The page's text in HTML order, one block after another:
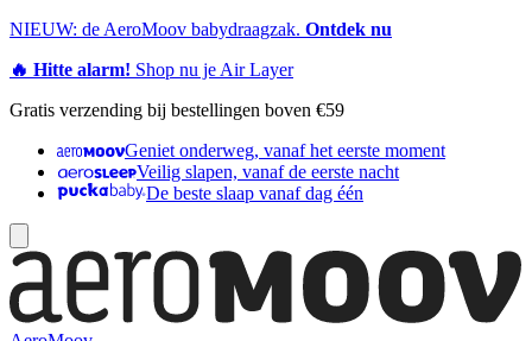
NIEUW: de AeroMoov babydraagzak. Ontdek nu
🔥 Hitte alarm! Shop nu je Air Layer
Gratis verzending bij bestellingen boven €59
Geniet onderweg, vanaf het eerste moment
Veilig slapen, vanaf de eerste nacht
De beste slaap vanaf dag één